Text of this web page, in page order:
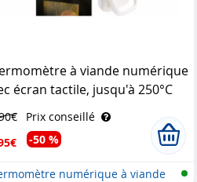
à viande numérique
écran tactile, jusqu'à 250°C
& Söhne
Prix conseillé
-50 %
numérique à viande